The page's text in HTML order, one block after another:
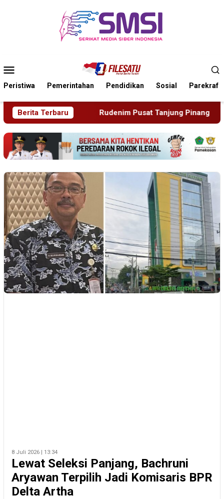
Mobile
Peristiwa Pemerintahan Pendidikan Sosial Parekraf
Berita Terbaru
Pusat Tanjung Pinang Deportasi 25 Warga Negara
8 Juli 2026 | 13:34
Lewat Seleksi Panjang, Bachruni
Aryawan Terpilih Jadi Komisaris BPR
Delta Artha